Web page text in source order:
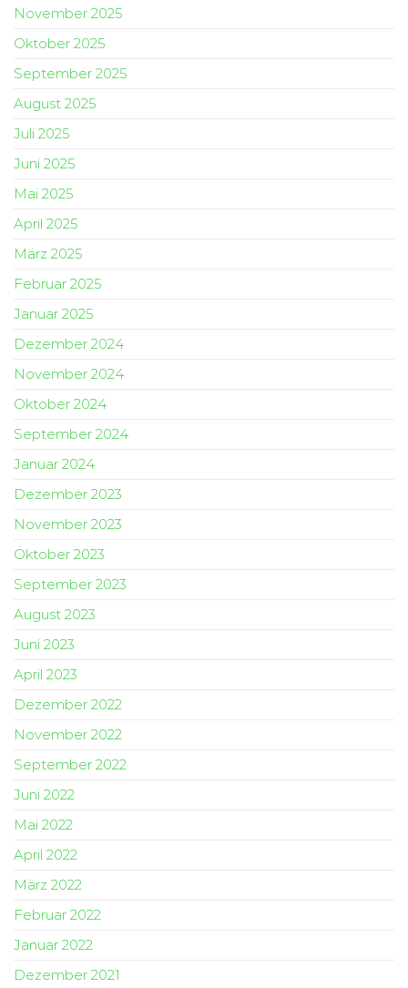
November 2025
Oktober 2025
September 2025
August 2025
Juli 2025
Juni 2025
Mai 2025
April 2025
März 2025
Februar 2025
Januar 2025
Dezember 2024
November 2024
Oktober 2024
September 2024
Januar 2024
Dezember 2023
November 2023
Oktober 2023
September 2023
August 2023
Juni 2023
April 2023
Dezember 2022
November 2022
September 2022
Juni 2022
Mai 2022
April 2022
März 2022
Februar 2022
Januar 2022
Dezember 2021